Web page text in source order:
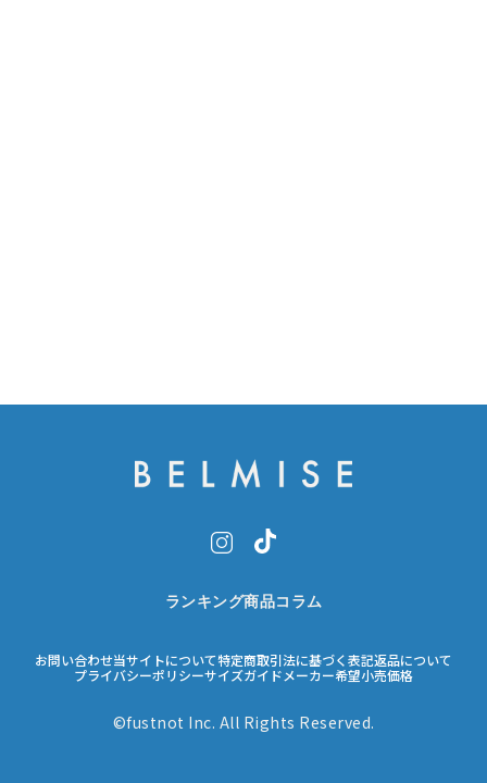
ランキング商品コラム
お問い合わせ当サイトについて特定商取引法に基づく表記返品について
プライバシーポリシーサイズガイドメーカー希望小売価格
©fustnot Inc. All Rights Reserved.